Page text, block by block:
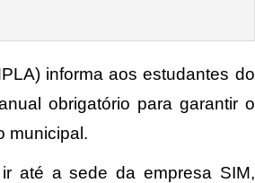
informa aos estudantes do
obrigatório para garantir o
municipal.
até a sede da empresa SIM,